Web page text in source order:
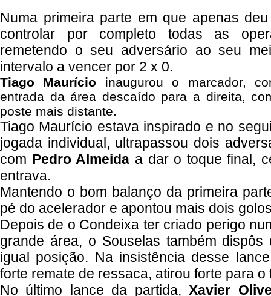
Numa primeira parte em que apenas
controlar por completo todas as
remetendo o seu adversário ao seu
intervalo a vencer por 2 x 0.
Tiago Maurício inaugurou o marcador,
entrada da área descaído para a direita,
poste mais distante.
Tiago Maurício estava inspirado e no
jogada individual, ultrapassou dois
com Pedro Almeida a dar o toque final,
entrava.
Mantendo o bom balanço da primeira
pé do acelerador e apontou mais dois
Depois de o Condeixa ter criado perigo
grande área, o Souselas também
igual posição. Na insistência desse
forte remate de ressaca, atirou forte para
No último lance da partida, Xavier